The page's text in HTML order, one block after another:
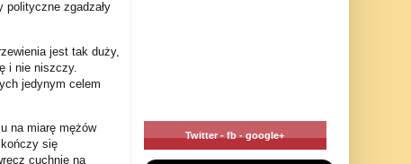
polityczne zgadzały
jest tak duży,
i nie niszczy.
jedynym celem
na miarę mężów
się
cuchnie na
Twitter - fb - google+